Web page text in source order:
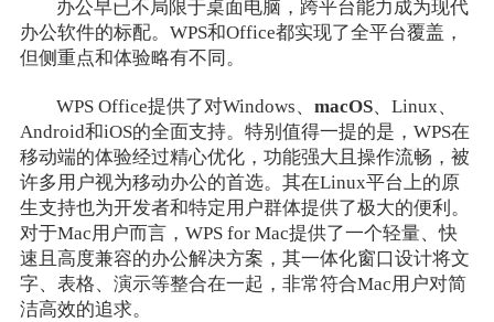
办公早已不局限于桌面电脑，跨平台能力成为现代
办公软件的标配。WPS和Office都实现了全平台覆盖，
但侧重点和体验略有不同。
WPS Office提供了对Windows、macOS、Linux、
Android和iOS的全面支持。特别值得一提的是，WPS在
移动端的体验经过精心优化，功能强大且操作流畅，被
许多用户视为移动办公的首选。其在Linux平台上的原
生支持也为开发者和特定用户群体提供了极大的便利。
对于Mac用户而言，WPS for Mac提供了一个轻量、快
速且高度兼容的办公解决方案，其一体化窗口设计将文
字、表格、演示等整合在一起，非常符合Mac用户对简
洁高效的追求。